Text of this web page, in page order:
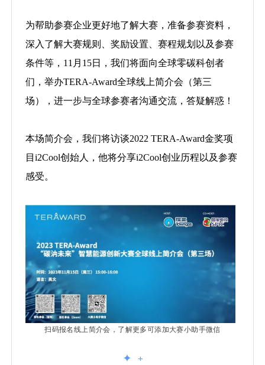
为帮助参赛企业更好地了解大赛，准备参赛资料，
深入了解大赛规则、奖励设置、赛程规划以及参赛
条件等，11月15日，我们将面向全球零碳科创者
们，举办TERA-Award全球线上简介会（第三
场），进一步与全球参赛者沟通交流，答疑解惑！
本场简介会，我们将访谈2022 TERA-Award金奖项
目i2Cool创始人，他将分享i2Cool创业历程以及参赛
感受。
扫码报名线上简介会，了解更多可添加大赛小助手微信
✦ +